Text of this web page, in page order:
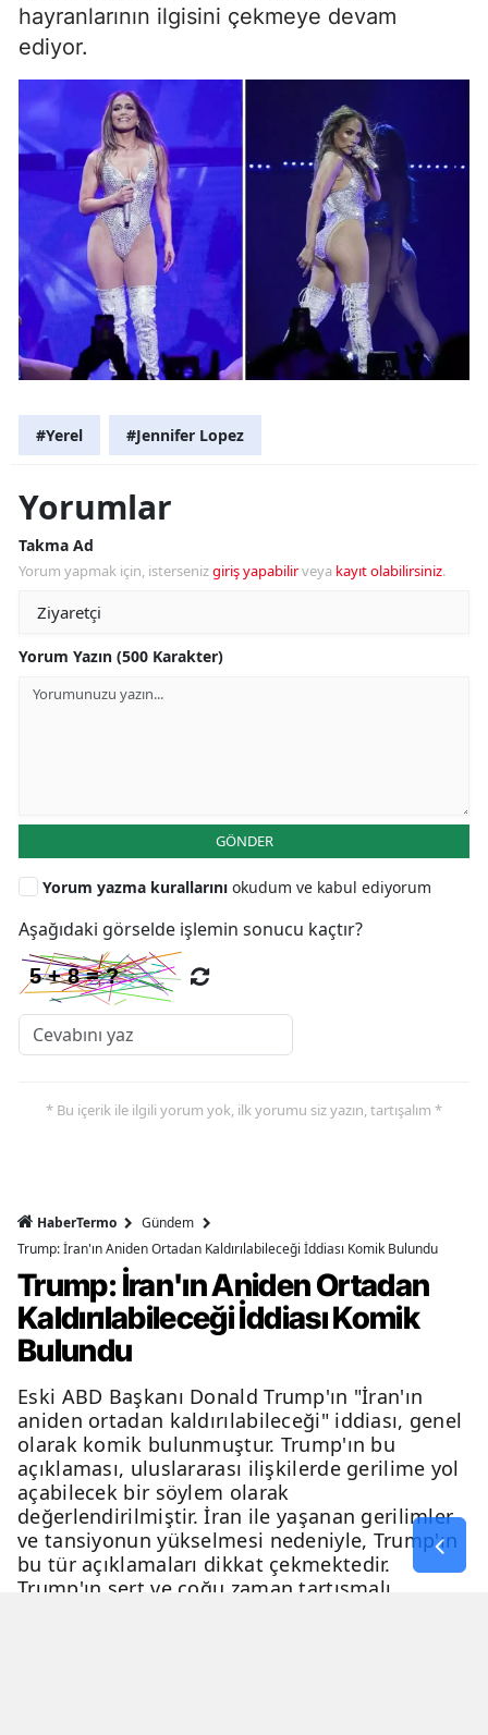
hayranlarının ilgisini çekmeye devam
ediyor.
#Yerel #Jennifer Lopez
Yorumlar
Takma Ad
Yorum yapmak için, istersenizgiriş yapabilirveya kayıt olabilirsiniz.
Yorum Yazın (500 Karakter)
GÖNDER
Yorum yazma kurallarını okudum ve kabul ediyorum
Aşağıdaki görselde işlemin sonucu kaçtır?
* Bu içerik ile ilgili yorum yok, ilk yorumu siz yazın, tartışalım *
HaberTermo
Gündem
Trump: İran'ın Aniden Ortadan Kaldırılabileceği İddiası Komik Bulundu
Trump: İran'ın Aniden Ortadan
Kaldırılabileceği İddiası Komik
Bulundu
Eski ABD Başkanı Donald Trump'ın "İran'ın
aniden ortadan kaldırılabileceği" iddiası, genel
olarak komik bulunmuştur. Trump'ın bu
açıklaması, uluslararası ilişkilerde gerilime yol
açabilecek bir söylem olarak
değerlendirilmiştir. İran ile yaşanan gerilimler
ve tansiyonun yükselmesi nedeniyle, Trump'ın
bu tür açıklamaları dikkat çekmektedir.
Trump'ın sert ve çoğu zaman tartışmalı